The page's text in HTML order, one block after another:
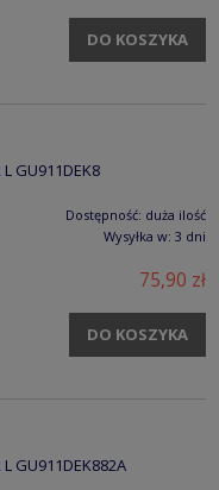
DO KOSZYKA
GU911DEK8
Dostępność: duża ilość
Wysyłka w: 3 dni
75,90 zł
DO KOSZYKA
GU911DEK882A